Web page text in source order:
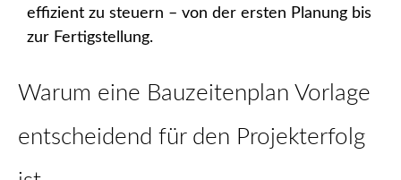
effizient zu steuern – von der ersten Planung bis
zur Fertigstellung.
Warum eine Bauzeitenplan Vorlage
entscheidend für den Projekterfolg